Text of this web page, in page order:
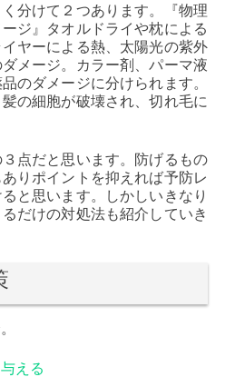
分けて２つあります。『物理
ジ』タオルドライや枕による
ヤーによる熱、太陽光の紫外
メージ。カラー剤、パーマ液
のダメージに分けられます。
の細胞が破壊され、切れ毛に
点だと思います。防げるもの
りポイントを抑えれば予防レ
と思います。しかしいきなり
だけの対処法も紹介していき
える